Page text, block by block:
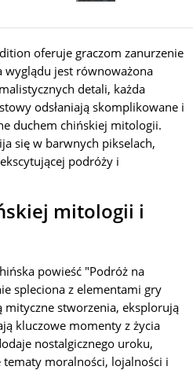
oferuje graczom zanurzenie
wyglądu jest równoważona
detali, każda
odsłaniają skomplikowane i
duchem chińskiej mitologii.
się w barwnych pikselach,
podróży i
mitologii i
powieść "Podróż na
spleciona z elementami gry
mityczne stworzenia, eksplorują
kluczowe momenty z życia
nostalgicznego uroku,
tematy moralności, lojalności i